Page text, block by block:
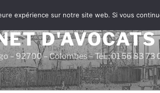
– 92700 – Colombes – Tél. : 01 56 83 73
expérience sur notre site web. Si vous